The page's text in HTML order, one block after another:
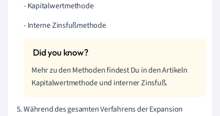
- Kapitalwertmethode
- Interne Zinsfußmethode
Mehr zu den Methoden findest Du in den Artikeln
Kapitalwertmethode und interner Zinsfuß.
Während des gesamten Verfahrens der Expansion